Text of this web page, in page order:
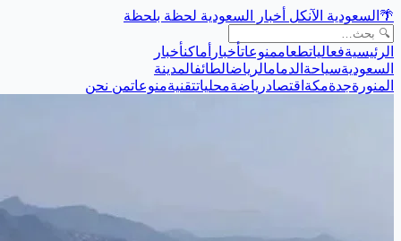
🌴 السعودية الآنكل أخبار السعودية لحظة بلحظة
الرئيسيةفعالياتطعاممنوعاتأخبار أماكنأخبار
السعوديةسياحة الدمامالرياضالطائفالمدينة
المنورةجدةمكة اقتصادرياضةمحلياتتقنيةمنوعاتمن نحن